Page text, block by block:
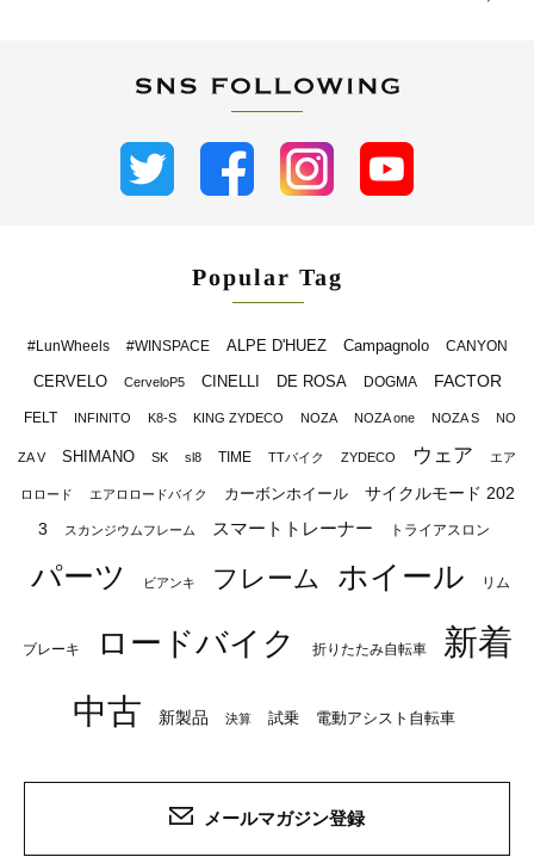
Popular Tag
#LunWheels #WINSPACE ALPE D'HUEZ Campagnolo CANYON
CERVELO CerveloP5 CINELLI DE ROSA DOGMA FACTOR
FELT INFINITO K8-S KING ZYDECO NOZA NOZA one NOZA S NO
ZA V SHIMANO SK sl8 TIME TTバイク ZYDECO ウェア エア
ロロード エアロロードバイク カーボンホイール
サイクルモード 202
3
スカンジウムフレーム スマートトレーナー トライアスロン
パーツ ビアンキ フレーム ホイール リム
ブレーキ ロードバイク 折りたたみ自転車
新着
中古
新製品 決算 試乗 電動アシスト自転車
メールマガジン登録